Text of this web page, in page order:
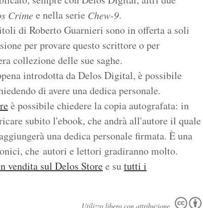
Crime e nella serie Chew-9.
di Roberto Guarnieri sono in offerta a soli
per provare questo scrittore o per
collezione delle sue saghe.
introdotta da Delos Digital, è possibile
di avere una dedica personale.
è possibile chiedere la copia autografata: in
subito l'ebook, che andrà all'autore il quale
una dedica personale firmata. È una
che autori e lettori gradiranno molto.
vendita sul Delos Storee sututti i
Utilizzo libero con attribuzione